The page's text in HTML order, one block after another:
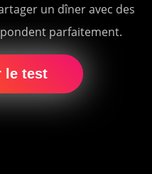
un dîner avec des
parfaitement.
le test